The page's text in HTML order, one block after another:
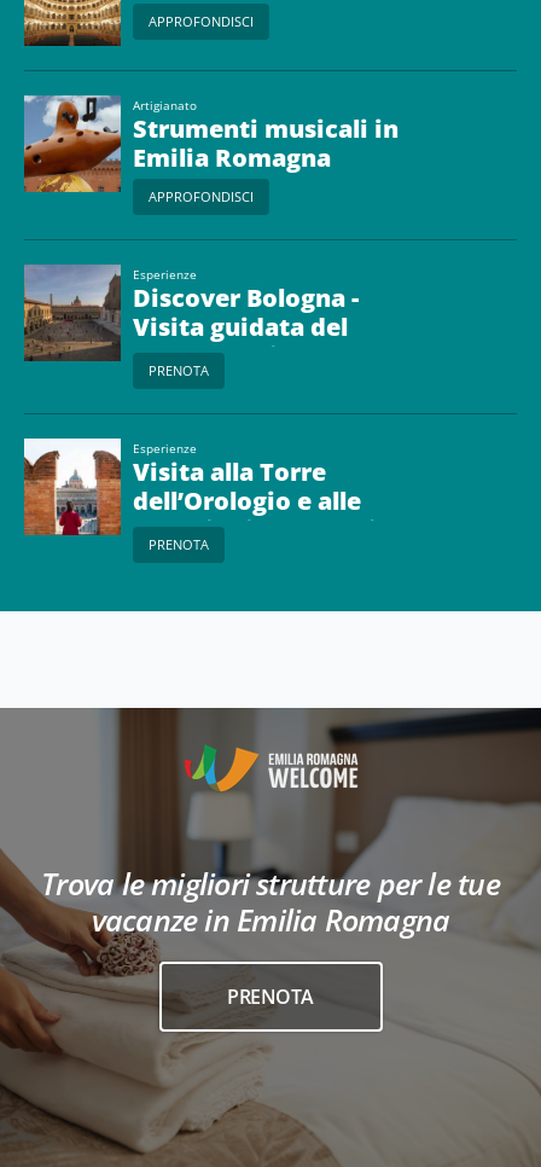
APPROFONDISCI
Artigianato
Strumenti musicali in
Emilia Romagna
APPROFONDISCI
Esperienze
Discover Bologna -
Visita guidata del
centro storico
PRENOTA
Esperienze
Visita alla Torre
dell’Orologio e alle
Collezioni Comunali
d’Arte
PRENOTA
Trova le migliori strutture per le tue
vacanze in Emilia Romagna
PRENOTA